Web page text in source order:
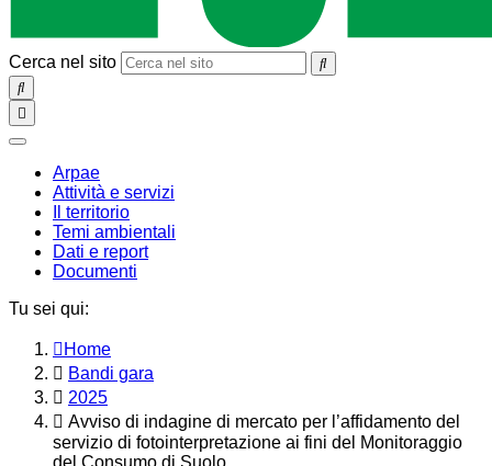
Cerca nel sito
SEARCH
Toggle
navigation
chiudi
Arpae
Attività e servizi
Il territorio
Temi ambientali
Dati e report
Documenti
Tu sei qui:
Home
Bandi gara
2025
Avviso di indagine di mercato per l’affidamento del
servizio di fotointerpretazione ai fini del Monitoraggio
del Consumo di Suolo